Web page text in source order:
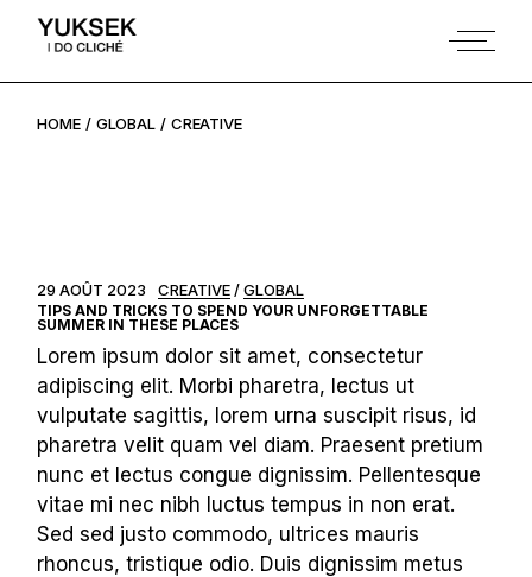
HOME GLOBAL CREATIVE
29 AOÛT 2023 CREATIVE GLOBAL
TIPS AND TRICKS TO SPEND YOUR UNFORGETTABLE
SUMMER IN THESE PLACES
Lorem ipsum dolor sit amet, consectetur
adipiscing elit. Morbi pharetra, lectus ut
vulputate sagittis, lorem urna suscipit risus, id
pharetra velit quam vel diam. Praesent pretium
nunc et lectus congue dignissim. Pellentesque
vitae mi nec nibh luctus tempus in non erat.
Sed sed justo commodo, ultrices mauris
rhoncus, tristique odio. Duis dignissim metus